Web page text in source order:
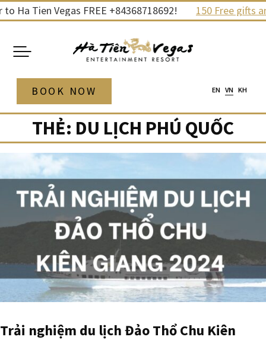
Skip
content
Tien Vegas FREE +84368718692! 150 Free gifts
EN VN KH
BOOK NOW
THẺ: DU LỊCH PHÚ QUỐC
Trải nghiệm du lịch Đảo Thổ Chu Kiên